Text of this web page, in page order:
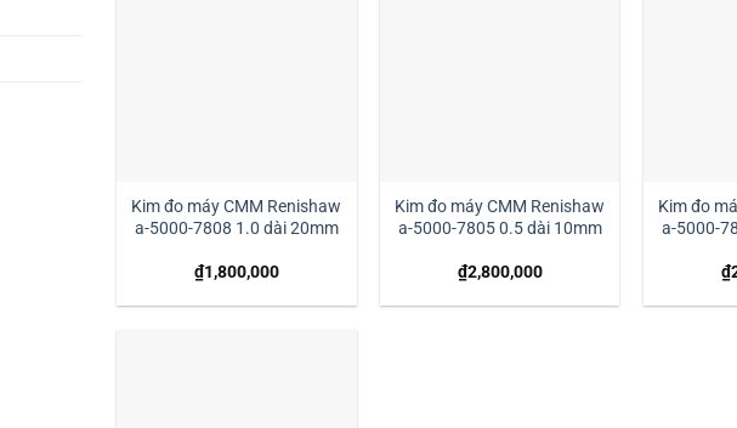
Kim đo máy CMM Renishaw
a-5000-7808 1.0 dài 20mm
₫1,800,000
Kim đo máy CMM Renishaw
a-5000-7805 0.5 dài 10mm
₫2,800,000
Kim đo
a-5000-
₫